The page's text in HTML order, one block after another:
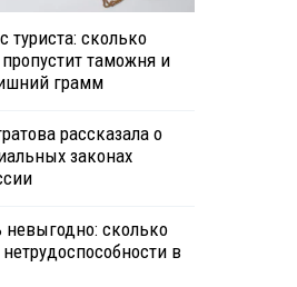
туриста: сколько
таможня и
грамм
рассказала о
законах
невыгодно: сколько
в